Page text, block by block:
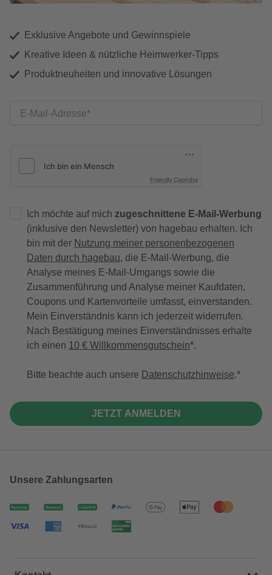
Exklusive Angebote und Gewinnspiele
Kreative Ideen & nützliche Heimwerker-Tipps
Produktneuheiten und innovative Lösungen
E-Mail-Adresse
Friendly Captcha
Ich möchte auf mich zugeschnittene E-Mail-Werbung
(inklusive den Newsletter) von hagebau erhalten. Ich
bin mit der Nutzung meiner personenbezogenen
Daten durch hagebau, die E-Mail-Werbung, die
Analyse meines E-Mail-Umgangs sowie die
Zusammenführung und Analyse meiner Kaufdaten,
Coupons und Kartenvorteile umfasst, einverstanden.
Mein Einverständnis kann ich jederzeit widerrufen.
Nach Bestätigung meines Einverständnisses erhalte
ich einen 10 € Willkommensgutschein*.
Bitte beachte auch unsere Datenschutzhinweise.
JETZT ANMELDEN
Unsere Zahlungsarten